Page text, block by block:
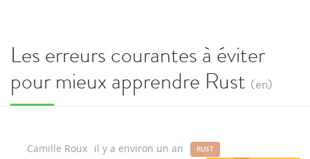
Les erreurs courantes à éviter
pour mieux apprendre Rust (en)
Camille Roux il y a environ un an RUST